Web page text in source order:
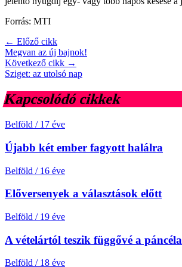
Forrás: MTI
← Előző cikk
Megvan az új bajnok!
Következő cikk →
Sziget: az utolsó nap
Kapcsolódó cikkek
Belföld / 17 éve
Újabb két ember fagyott halálra
Belföld / 16 éve
Előversenyek a választások előtt
Belföld / 19 éve
A vételártól teszik függővé a
Belföld / 18 éve